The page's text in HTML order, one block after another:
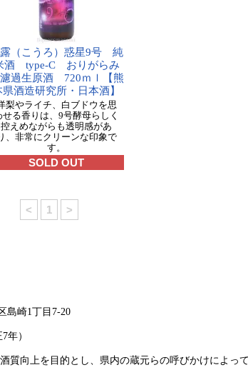
（こうろ）惑星9号 純
酒 type-C おりがらみ
過生原酒 720ｍｌ【熊
県酒造研究所・日本酒】
梨やライチ、白ブドウを思
せる香りは、9号酵母らしく
控えめながらも透明感があ
、非常にクリーンな印象で
す。
SOLD OUT
< 1 >
島崎1丁目7-20
年）
質向上を目的とし、県内の蔵元らの呼びかけによっ